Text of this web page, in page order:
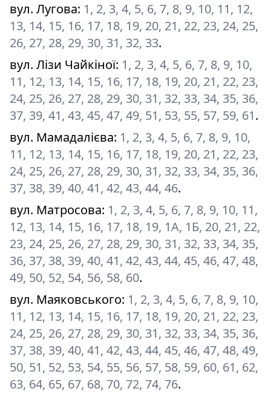
вул. Лугова: 1, 2, 3, 4, 5, 6, 7, 8, 9, 10, 11, 12,
13, 14, 15, 16, 17, 18, 19, 20, 21, 22, 23, 24, 25,
26, 27, 28, 29, 30, 31, 32, 33.
вул. Лізи Чайкіної: 1, 2, 3, 4, 5, 6, 7, 8, 9, 10,
11, 12, 13, 14, 15, 16, 17, 18, 19, 20, 21, 22, 23,
24, 25, 26, 27, 28, 29, 30, 31, 32, 33, 34, 35, 36,
37, 39, 41, 43, 45, 47, 49, 51, 53, 55, 57, 59, 61.
вул. Мамадалієва: 1, 2, 3, 4, 5, 6, 7, 8, 9, 10,
11, 12, 13, 14, 15, 16, 17, 18, 19, 20, 21, 22, 23,
24, 25, 26, 27, 28, 29, 30, 31, 32, 33, 34, 35, 36,
37, 38, 39, 40, 41, 42, 43, 44, 46.
вул. Матросова: 1, 2, 3, 4, 5, 6, 7, 8, 9, 10, 11,
12, 13, 14, 15, 16, 17, 18, 19, 1А, 1Б, 20, 21, 22,
23, 24, 25, 26, 27, 28, 29, 30, 31, 32, 33, 34, 35,
36, 37, 38, 39, 40, 41, 42, 43, 44, 45, 46, 47, 48,
49, 50, 52, 54, 56, 58, 60.
вул. Маяковського: 1, 2, 3, 4, 5, 6, 7, 8, 9, 10,
11, 12, 13, 14, 15, 16, 17, 18, 19, 20, 21, 22, 23,
24, 25, 26, 27, 28, 29, 30, 31, 32, 33, 34, 35, 36,
37, 38, 39, 40, 41, 42, 43, 44, 45, 46, 47, 48, 49,
50, 51, 52, 53, 54, 55, 56, 57, 58, 59, 60, 61, 62,
63, 64, 65, 67, 68, 70, 72, 74, 76.